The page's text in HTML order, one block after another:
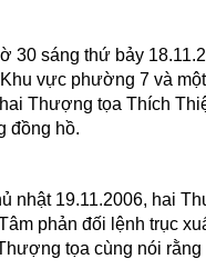
30 sáng thứ bảy
vực phường 7 và
Thượng tọa Thích
đồng hồ.
nhật 19.11.2006, hai
phản đối lệnh trục
tọa cùng nói rằng